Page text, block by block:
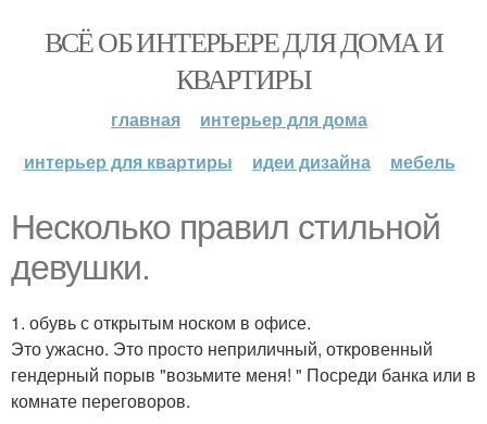
ВСЁ ОБ ИНТЕРЬЕРЕ ДЛЯ ДОМА И
КВАРТИРЫ
главная
интерьер для дома
интерьер для квартиры
идеи дизайна мебель
Несколько правил стильной
девушки.
1. обувь с открытым носком в офисе.
Это ужасно. Это просто неприличный, откровенный
гендерный порыв "возьмите меня! " Посреди банка или в
комнате переговоров.